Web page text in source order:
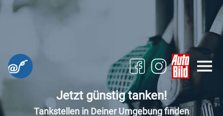
Jetzt günstig tanken!
Tankstellen in Deiner Umgebung finden